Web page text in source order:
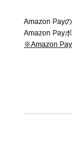
Amazon Pay
Amazon Pay
※Amazon Pay